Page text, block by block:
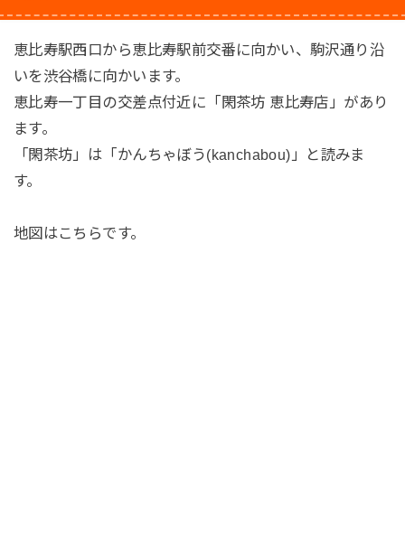
恵比寿駅西口から恵比寿駅前交番に向かい、駒沢通り沿
いを渋谷橋に向かいます。
恵比寿一丁目の交差点付近に「閑茶坊 恵比寿店」があり
ます。
「閑茶坊」は「かんちゃぼう(kanchabou)」と読みま
す。
地図はこちらです。